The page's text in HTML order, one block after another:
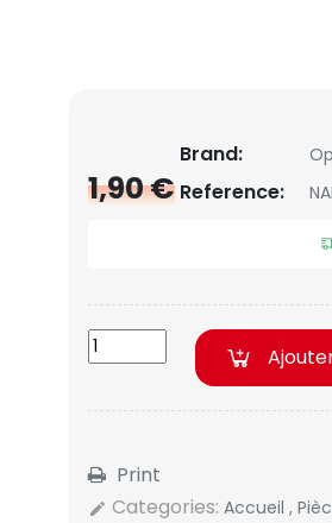
1,90 €
Brand:
Reference:
Print
edit Categories: Accueil ,